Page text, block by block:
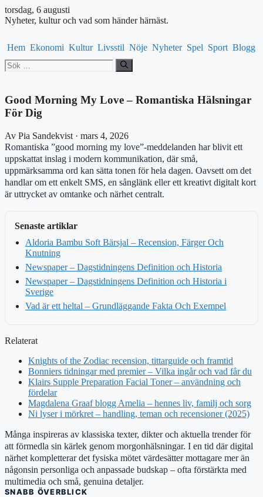
torsdag, 6 augusti
Nyheter, kultur och vad som händer härnäst.
Hem Ekonomi Kultur Livsstil Nöje Nyheter Spel Sport Blogg
Sök
efter:
Good Morning My Love – Romantiska Hälsningar
För Dig
Av Pia Sandekvist · mars 4, 2026
Romantiska ”good morning my love”-meddelanden har blivit ett
uppskattat inslag i modern kommunikation, där små,
uppmärksamma ord kan sätta tonen för hela dagen. Oavsett om det
handlar om ett enkelt SMS, en sånglänk eller ett kreativt digitalt kort
är uttrycket av omtanke och närhet centralt.
Senaste artiklar
Aldoria Bambu Soft Bärsjal – Recension, Färger Och
Knutning
Newspaper – Dagstidningens Definition och Historia
Newspaper – Dagstidningens Definition och Historia i
Sverige
Vad är ett heltal – Grundläggande Fakta Och Exempel
Relaterat
Knights of the Zodiac recension, tittarguide och framtid
Bonniers tidningar med premier – Vilka ingår och vad får du
Klairs Supple Preparation Facial Toner – användning och
fördelar
Magdalena Graaf blogg Amelia – hennes liv, familj och sorg
Ni lyser i mörkret – handling, teman och recensioner (2025)
Många inspireras av klassiska texter, dikter och aktuella trender för
att förmedla sin kärlek genom morgonhälsningar. I en tid där digital
närhet kompletterar det fysiska mötet värdesätter mottagare mer än
någonsin personliga och anpassade budskap – ofta förstärkta med
multimedia och små, genuina detaljer.
SNABB ÖVERBLICK